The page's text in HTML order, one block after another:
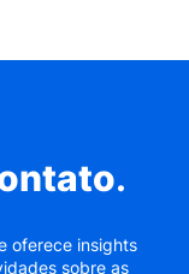
.
oferece insights
sobre as